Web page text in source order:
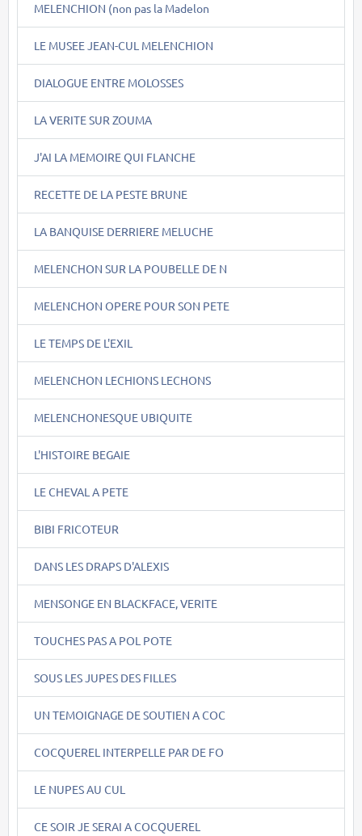
MELENCHION (non pas la Madelon
LE MUSEE JEAN-CUL MELENCHION
DIALOGUE ENTRE MOLOSSES
LA VERITE SUR ZOUMA
J'AI LA MEMOIRE QUI FLANCHE
RECETTE DE LA PESTE BRUNE
LA BANQUISE DERRIERE MELUCHE
MELENCHON SUR LA POUBELLE DE N
MELENCHON OPERE POUR SON PETE
LE TEMPS DE L'EXIL
MELENCHON LECHIONS LECHONS
MELENCHONESQUE UBIQUITE
L'HISTOIRE BEGAIE
LE CHEVAL A PETE
BIBI FRICOTEUR
DANS LES DRAPS D'ALEXIS
MENSONGE EN BLACKFACE, VERITE
TOUCHES PAS A POL POTE
SOUS LES JUPES DES FILLES
UN TEMOIGNAGE DE SOUTIEN A COC
COCQUEREL INTERPELLE PAR DE FO
LE NUPES AU CUL
CE SOIR JE SERAI A COCQUEREL